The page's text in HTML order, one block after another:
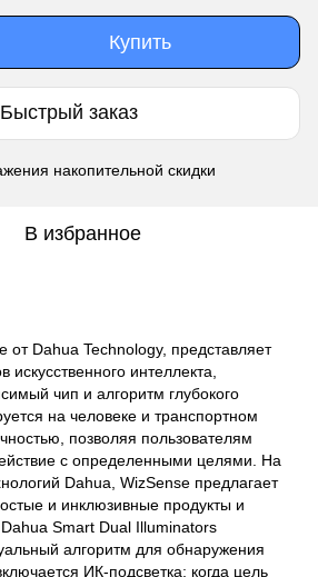
Купить
Быстрый заказ
накопительной скидки
В избранное
от Dahua Technology, представляет
интеллекта,
чип и алгоритм глубокого
на человеке и транспортном
позволяя пользователям
с определенными целями. На
Dahua, WizSense предлагает
и инклюзивные продукты и
Smart Dual Illuminators
алгоритм для обнаружения
ИК-подсветка; когда цель